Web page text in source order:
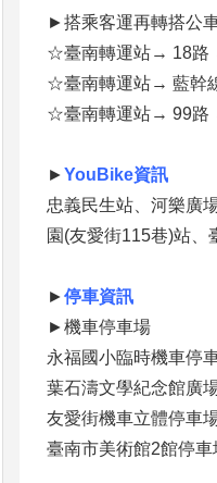
►搭乘客運再轉搭公
☆臺南轉運站→ 18路
☆臺南轉運站→ 藍幹
☆臺南轉運站→ 99路
►YouBike資訊
忠義民生站、河樂廣
園(友愛街115巷)站、
►停車資訊
►機車停車場
永福國小臨時機車停
葉石濤文學紀念館廣
友愛街機車立體停車
臺南市美術館2館停